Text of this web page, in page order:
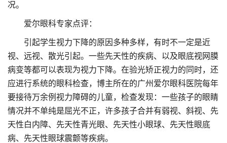
况。
爱尔眼科专家点评：
引起学生视力下降的原因多种多样，有时不一定是近
视、远视、散光引起。一些先天性的疾病、以及眼底视网膜
病变等都可以表现为视力下降。在验光矫正视力的同时，还
应进行系统的眼科检查，博主所在的广州爱尔眼科医院每年
要接待万余例视力障碍的儿童，检查发现：一些孩子的眼睛
情况并不单纯是屈光不正，许多孩子合并有弱视、斜视、先
天性白内障、先天性青光眼、先天性小眼球、先天性眼底
病、先天性眼球震颤等疾病。